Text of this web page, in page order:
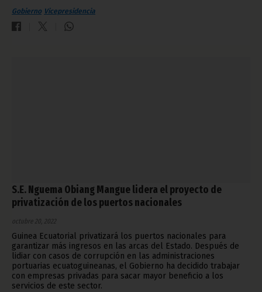
Gobierno Vicepresidencia
S.E. Nguema Obiang Mangue lidera el proyecto de
privatización de los puertos nacionales
octubre 20, 2022
Guinea Ecuatorial privatizará los puertos nacionales para
garantizar más ingresos en las arcas del Estado. Después de
lidiar con casos de corrupción en las administraciones
portuarias ecuatoguineanas, el Gobierno ha decidido trabajar
con empresas privadas para sacar mayor beneficio a los
servicios de este sector.